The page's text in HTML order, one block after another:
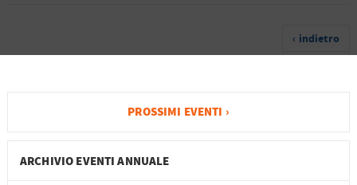
‹ indietro
PROSSIMI EVENTI ›
ARCHIVIO EVENTI ANNUALE